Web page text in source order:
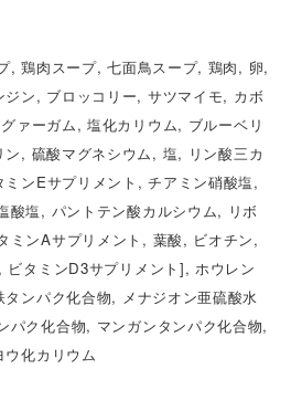
, 鶏肉スープ, 七面鳥スープ, 鶏肉, 卵,
ン, ブロッコリー, サツマイモ, カボ
ァーガム, 塩化カリウム, ブルーベリ
, 硫酸マグネシウム, 塩, リン酸三カ
ンEサプリメント, チアミン硝酸塩,
酸塩, パントテン酸カルシウム, リボ
ミンAサプリメント, 葉酸, ビオチン,
ビタミンD3サプリメント], ホウレン
ンパク化合物, メナジオン亜硫酸水
パク化合物, マンガンタンパク化合物,
化カリウム